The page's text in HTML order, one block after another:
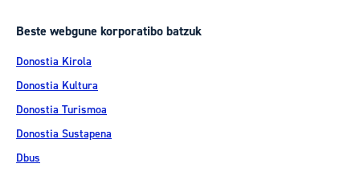
Beste webgune korporatibo batzuk
Donostia Kirola
Donostia Kultura
Donostia Turismoa
Donostia Sustapena
Dbus